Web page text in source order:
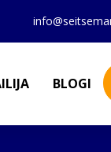
BLOGI